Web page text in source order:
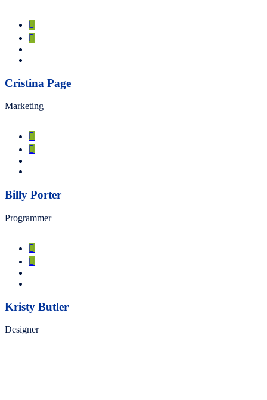
Cristina Page
Marketing
Billy Porter
Programmer
Kristy Butler
Designer